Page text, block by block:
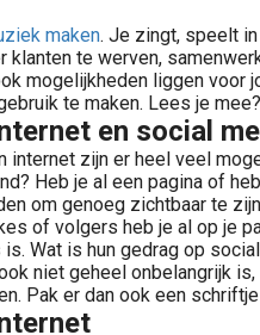
maken. Je zingt, speelt
klanten te werven,
mogelijkheden liggen voor
te maken. Lees je mee?
en social
internet zijn er heel veel
Heb je al een pagina of
om genoeg zichtbaar te
of volgers heb je al op je
Wat is hun gedrag op
niet geheel onbelangrijk
Pak er dan ook een